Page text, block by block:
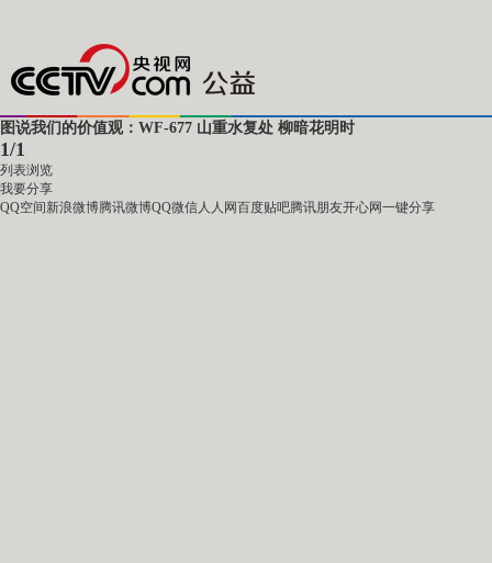
图说我们的价值观：WF-677 山重水复处 柳暗花明时
1/1
列表浏览
我要分享
QQ空间 新浪微博腾讯微博QQ微信人人网百度贴吧腾讯朋友开心网一键分享